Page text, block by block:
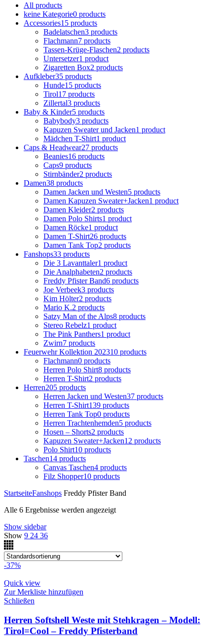
All products
keine Kategorie0 products
Accessories15 products
Badelatschen3 products
Flachmann7 products
Tassen-Krüge-Flaschen2 products
Untersetzer1 product
Zigaretten Box2 products
Aufkleber35 products
Hunde15 products
Tirol17 products
Zillertal3 products
Baby & Kinder5 products
Babybody3 products
Kapuzen Sweater und Jacken1 product
Mädchen T-Shirt1 product
Caps & Headwear27 products
Beanies16 products
Caps9 products
Stirnbänder2 products
Damen38 products
Damen Jacken und Westen5 products
Damen Kapuzen Sweater+Jacken1 product
Damen Kleider2 products
Damen Polo Shirts1 product
Damen Röcke1 product
Damen T-Shirt26 products
Damen Tank Top2 products
Fanshops33 products
Die 3 Lavanttaler1 product
Die Analphabeten2 products
Freddy Pfister Band6 products
Joe Verbeek3 products
Kim Hölter2 products
Mario K.2 products
Satzy Man of the Alps8 products
Stereo Rebelz1 product
The Pink Panthers1 product
Zwirn7 products
Feuerwehr Kollektion 202310 products
Flachmann0 products
Herren Polo Shirt8 products
Herren T-Shirt2 products
Herren205 products
Herren Jacken und Westen37 products
Herren T-Shirt139 products
Herren Tank Top0 products
Herren Trachtenhemden5 products
Hosen – Shorts2 products
Kapuzen Sweater+Jacken12 products
Polo Shirt10 products
Taschen14 products
Canvas Taschen4 products
Filz Shopper10 products
StartseiteFanshops Freddy Pfister Band
Alle 6 Ergebnisse werden angezeigt
Show sidebar
Show 9 24 36
-37%
Quick view
Zur Merkliste hinzufügen
Schließen
Herren Softshell Weste mit Stehkragen – Modell:
Tirol=Cool – Freddy Pfisterband